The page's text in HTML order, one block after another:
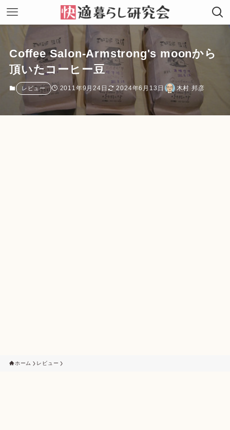
Coffee Salon-Armstrong's moonから
頂いたコーヒー豆
レビュー 2011年9月24日 2024年6月13日 木村 邦彦
ホーム レビュー